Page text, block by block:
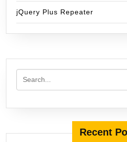
jQuery Plus Repeater
Recent